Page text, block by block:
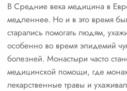
В Средние века медицина в
медленнее. Но и в это время
старались помогать людям,
особенно во время эпидемий
болезней. Монастыри часто
медицинской помощи, где
лекарственные травы и